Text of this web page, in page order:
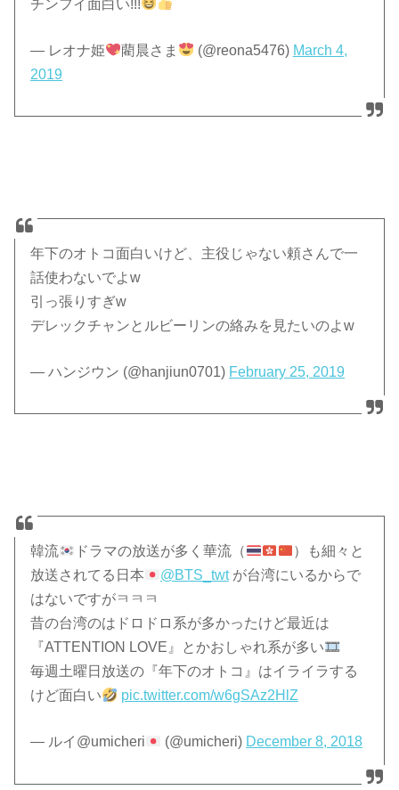
チンフイ面白い!!!
— レオナ姫 藺晨さま (@reona5476) March 4,
2019
年下のオトコ面白いけど、主役じゃない頼さんで一
話使わないでよw
引っ張りすぎw
デレックチャンとルビーリンの絡みを見たいのよw
— ハンジウン (@hanjiun0701) February 25, 2019
韓流 ドラマの放送が多く華流（
）も細々と
放送されてる日本
@BTS_twtが台湾にいるからで
はないですがㅋㅋㅋ
昔の台湾のはドロドロ系が多かったけど最近は
『ATTENTION LOVE』とかおしゃれ系が多い
毎週土曜日放送の『年下のオトコ』はイライラする
けど面白い
pic.twitter.com/w6gSAz2HlZ
— ルイ@umicheri (@umicheri) December 8, 2018